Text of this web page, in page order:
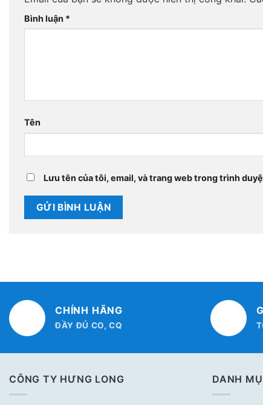
Bình luận *
Tên
Lưu tên của tôi, email, và trang web trong trình
CHÍNH HÃNG
ĐẦY ĐỦ CO, CQ
CÔNG TY HƯNG LONG DANH